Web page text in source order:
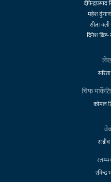
महेश
सीता
दिनेश
सरिता
चिफ
कोमल
सञ्जीव
रविन्द्र